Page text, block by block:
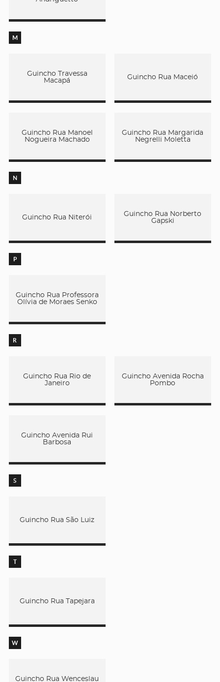
M
Guincho Travessa
Macapá
Guincho Rua Maceió
Guincho Rua Manoel
Nogueira Machado
Guincho Rua Margarida
Negrelli Moletta
N
Guincho Rua Niterói
Guincho Rua Norberto
Gapski
P
Guincho Rua Professora
Olívia de Moraes Senko
R
Guincho Rua Rio de
Janeiro
Guincho Avenida Rocha
Pombo
Guincho Avenida Rui
Barbosa
S
Guincho Rua São Luiz
T
Guincho Rua Tapejara
W
Guincho Rua Wenceslau